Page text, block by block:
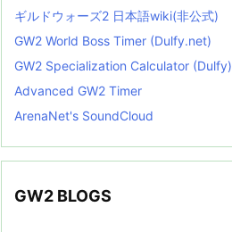
ギルドウォーズ2 日本語wiki(非公式)
GW2 World Boss Timer (Dulfy.net)
GW2 Specialization Calculator (Dulfy)
Advanced GW2 Timer
ArenaNet's SoundCloud
GW2 BLOGS